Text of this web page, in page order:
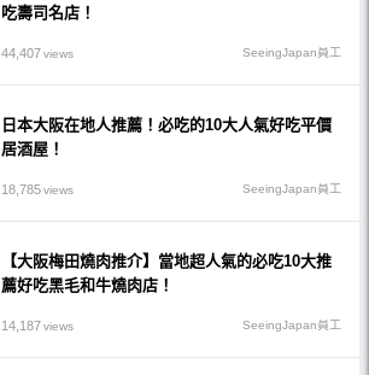
吃壽司名店！
44,407views SeeingJapan員工
日本大阪在地人推薦！必吃的10大人氣好吃平價
居酒屋！
18,785views SeeingJapan員工
【大阪梅田燒肉推介】當地超人氣的必吃10大推
薦好吃黑毛和牛燒肉店！
14,187views SeeingJapan員工